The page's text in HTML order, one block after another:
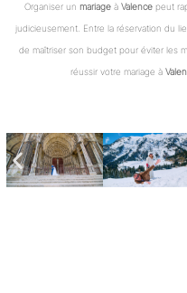
Organiser un mariage à Valence peut
judicieusement. Entre la réservation du
de maîtriser son budget pour éviter les
réussir votre mariage à